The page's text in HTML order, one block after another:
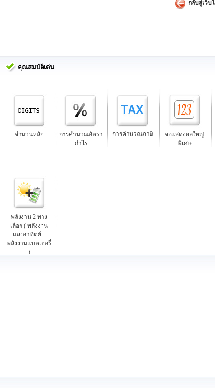
กลับสู่เว็บ
คุณสมบัติเด่น
จำนวนหลัก
การคำนวณอัตรา
กำไร
การคำนวณภาษี
จอแสดงผลใหญ่
พิเศษ
พลังงาน 2 ทาง
เลือก ( พลังงาน
แสงอาทิตย์ +
พลังงานแบตเตอรี่
)